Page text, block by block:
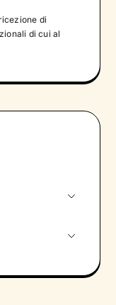
di
di cui al